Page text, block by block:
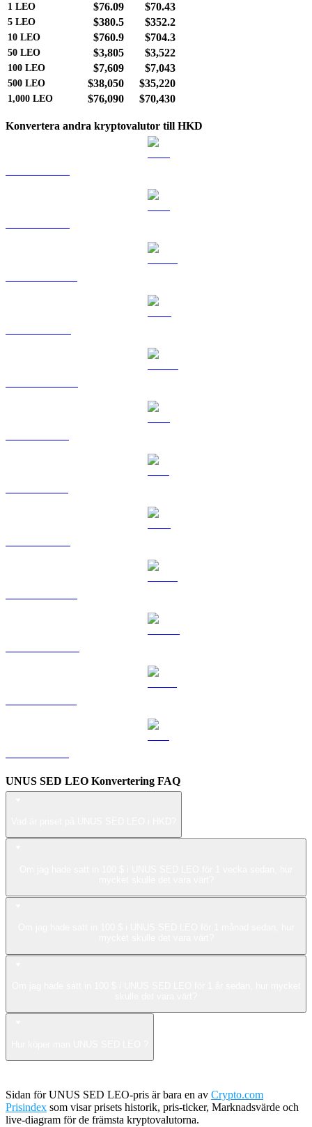
1 LEO $76.09 $70.43
5 LEO $380.5 $352.2
10 LEO $760.9 $704.3
50 LEO $3,805 $3,522
100 LEO $7,609 $7,043
500 LEO $38,050 $35,220
1,000 LEO $76,090 $70,430
Konvertera andra kryptovalutor till HKD
UNUS SED LEO Konvertering FAQ
Sidan för UNUS SED LEO-pris är bara en av Crypto.com
Prisindex som visar prisets historik, pris-ticker, Marknadsvärde och
live-diagram för de främsta kryptovalutorna.